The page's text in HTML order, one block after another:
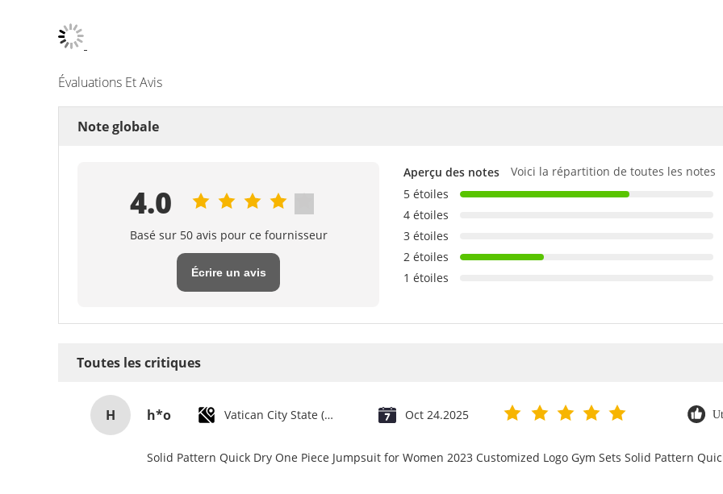
Évaluations Et Avis
Note globale
4.0
Basé sur 50 avis pour ce fournisseur
Écrire un avis
Aperçu des notes
Voici la répartition de toutes les notes
5 étoiles
4 étoiles
3 étoiles
2 étoiles
1 étoiles
Toutes les critiques
H h*o Vatican City State (Holy See) Oct 24.2025
Solid Pattern Quick Dry One Piece Jumpsuit for Women 2023 Customized Logo Gym Sets Solid Pattern